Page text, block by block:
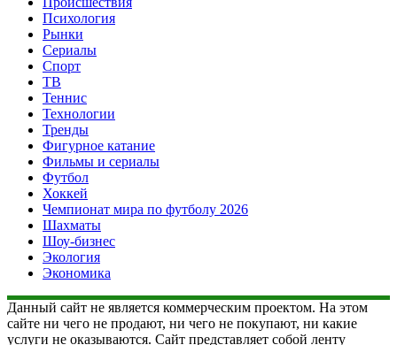
Психология
Рынки
Сериалы
Спорт
ТВ
Теннис
Технологии
Тренды
Фигурное катание
Фильмы и сериалы
Футбол
Хоккей
Чемпионат мира по футболу 2026
Шахматы
Шоу-бизнес
Экология
Экономика
Данный сайт не является коммерческим проектом. На этом
сайте ни чего не продают, ни чего не покупают, ни какие
услуги не оказываются. Сайт представляет собой ленту